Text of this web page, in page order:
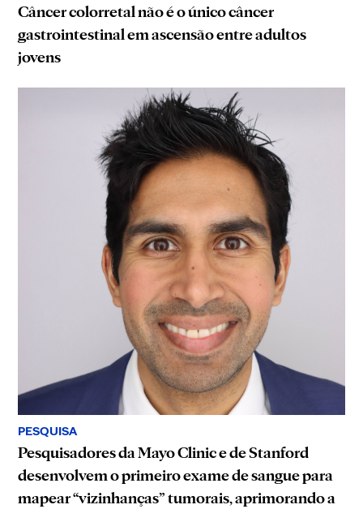
Câncer colorretal não é o único câncer
gastrointestinal em ascensão entre adultos
jovens
PESQUISA
Pesquisadores da Mayo Clinic e de Stanford
desenvolvem o primeiro exame de sangue para
mapear “vizinhanças” tumorais, aprimorando a